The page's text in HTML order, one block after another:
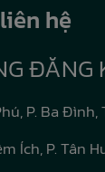
hệ
ĐĂNG
P. Ba Đình,
Ích, P. Tân